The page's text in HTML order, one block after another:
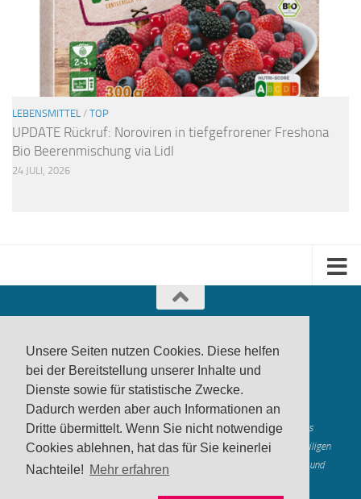
Unsere Seiten nutzen Cookies. Diese helfen
bei der Bereitstellung unserer Inhalte und
Dienste sowie für statistische Zwecke.
Dadurch werden aber auch Informationen an
Dritte übermittelt. Wenn Sie nicht notwendige
Cookies ablehnen, hat das für Sie keinerlei
Nachteile! Mehr erfahren
LEBENSMITTEL / TOP
UPDATE Rückruf: Noroviren in tiefgefrorener Freshona
Bio Beerenmischung via Lidl
24 JULI, 2026
produktwarnung.eu - 2007-2026
Made in Gerstetten |Medienzentrum Gerstetten
Alle genannten Marken, Warenzeichen und Logos innerhalb dieses
Medienangebotes sind durch die Marken- und Urheberechte der jeweiligen
Rechteinhaber geschützt, und dienen lediglich der Berichterstattung und